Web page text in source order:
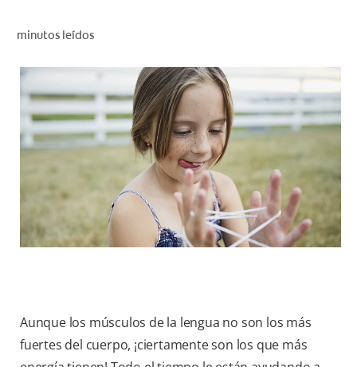
PROMOCIONES
NI (ES)
SUSCRÍBASE
minutos leídos
Aunque los músculos de la lengua no son los más
fuertes del cuerpo, ¡ciertamente son los que más